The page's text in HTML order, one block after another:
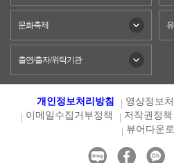
문화축제
출연/출자/위탁기관
개인정보처리방침
영상정보
이메일수집거부정책
저작권정책
뷰어다운